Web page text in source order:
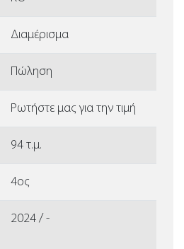
Διαμέρισμα
Πώληση
Ρωτήστε μας για την τιμή
94 τ.μ.
4ος
2024 / -